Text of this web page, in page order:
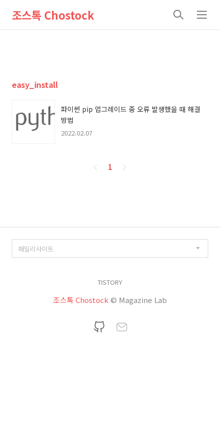
조스톡 Chostock
검
메
easy_install
파이썬 pip 업그레이드 중 오류 발생했을 때 해결
방법
2022.02.07
페
1
TISTORY
조스톡 Chostock © Magazine Lab